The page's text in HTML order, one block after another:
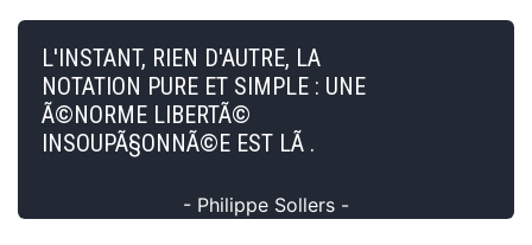
L'INSTANT, RIEN D'AUTRE, LA
NOTATION PURE ET SIMPLE : UNE
Ã©NORME LIBERTÃ©
INSOUPÃ§ONNÃ©E EST LÃ .
- Philippe Sollers -